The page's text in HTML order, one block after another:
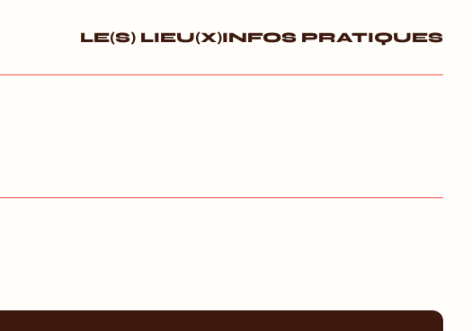
LE(S) LIEU(X)INFOS PRATIQUES